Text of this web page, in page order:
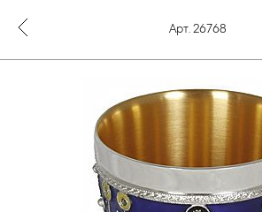
Арт. 26768